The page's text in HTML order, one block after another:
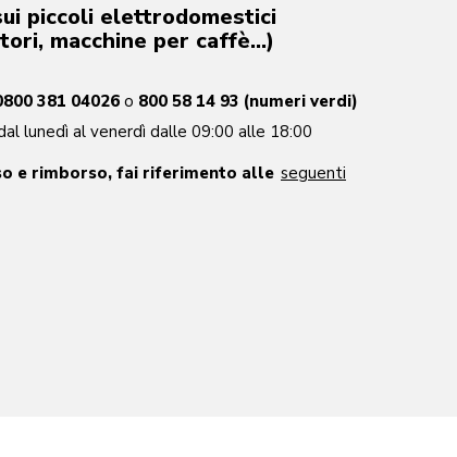
piccoli elettrodomestici
macchine per caffè…)
381 04026 o 800 58 14 93 (numeri verdi)
lunedì al venerdì dalle 09:00 alle 18:00
e rimborso, fai riferimento alle seguenti